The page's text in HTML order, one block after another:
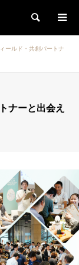
検索
ールド・共創パートナ
ナーと出会え